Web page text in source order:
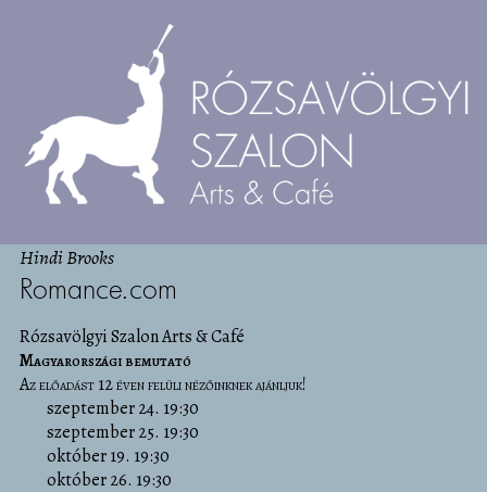
Hindi Brooks
Romance.com
Rózsavölgyi Szalon Arts & Café
Magyarországi bemutató
Az előadást 12 éven felüli nézőinknek ajánljuk!
szeptember 24. 19:30
szeptember 25. 19:30
október 19. 19:30
október 26. 19:30